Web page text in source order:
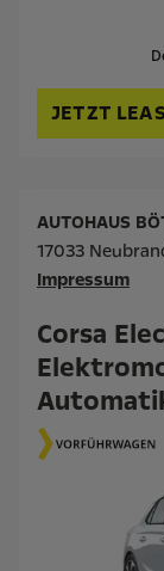
JETZT
Corsa
AUTOHAUS
17033
Impressum